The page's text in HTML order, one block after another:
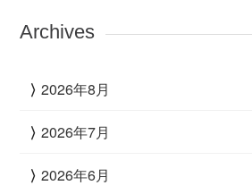
Archives
2026年8月
2026年7月
2026年6月